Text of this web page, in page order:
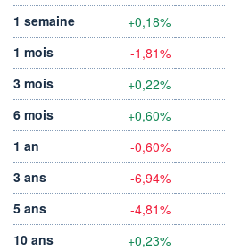
1 semaine
+0,18%
1 mois
-1,81%
3 mois
+0,22%
6 mois
+0,60%
1 an
-0,60%
3 ans
-6,94%
5 ans
-4,81%
10 ans
+0,23%